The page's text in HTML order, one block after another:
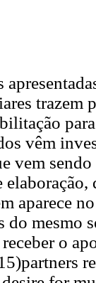
trazem
vêm
vem
aparece
do mesmo
o